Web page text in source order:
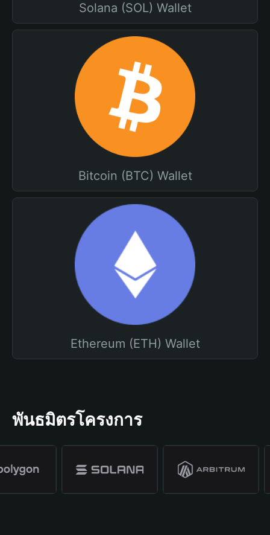
Solana (SOL) Wallet
Bitcoin (BTC) Wallet
Ethereum (ETH) Wallet
พันธมิตรโครงการ